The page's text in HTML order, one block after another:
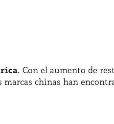
. Con el aumento de
chinas han